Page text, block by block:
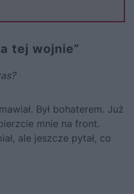
tej wojnie”
Był bohaterem. Już
mnie na front.
ale jeszcze pytał, co